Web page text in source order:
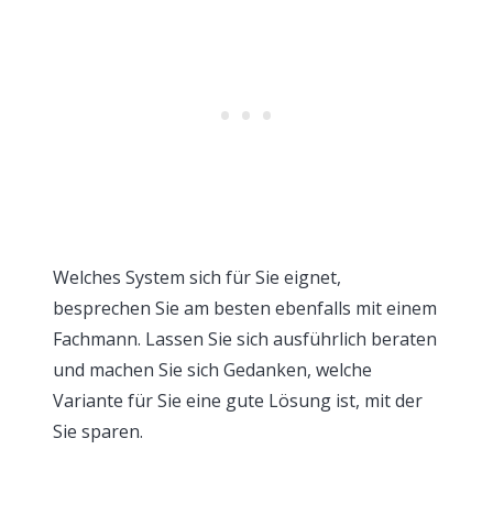
Welches System sich für Sie eignet,
besprechen Sie am besten ebenfalls mit einem
Fachmann. Lassen Sie sich ausführlich beraten
und machen Sie sich Gedanken, welche
Variante für Sie eine gute Lösung ist, mit der
Sie sparen.